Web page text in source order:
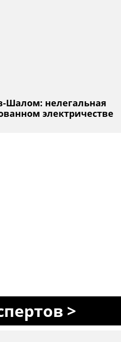
Шалом: нелегальная
электричестве
>